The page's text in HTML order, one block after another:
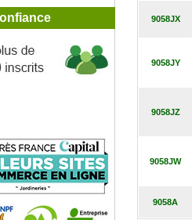
Aurea'
9058JX
9058JY
9058JZ
9058JW
9058A